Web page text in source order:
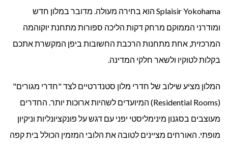
Splaisir Yokohama הוא בחירה מעולה. מדובר במלון חדש
ומודרני הממוקם מרחק דקות הליכה ספורות מתחנת יוקוהמה
המרכזית, אחת מתחנות הרכבת החשובות ביפן המקשרת אתכם
בקלות לטוקיו ולשאר חלקי המדינה.
המלון מציע שילוב של חדרי מלון סטנדרטיים לצד "חדרי מגורים"
(Residential Rooms) המיועדים לשהיות ארוכות יותר. החדרים
מעוצבים בסגנון מינימליסטי יפני עם דגש על פונקציונליות וניקיון
מופתי. האורחים מציינים לטובה את הלובי המזמין הכולל בית קפה